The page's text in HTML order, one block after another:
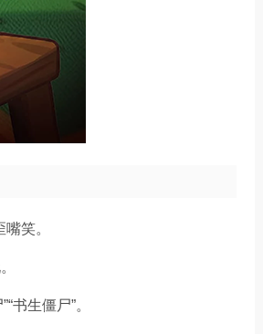
笑。
书生僵尸”。